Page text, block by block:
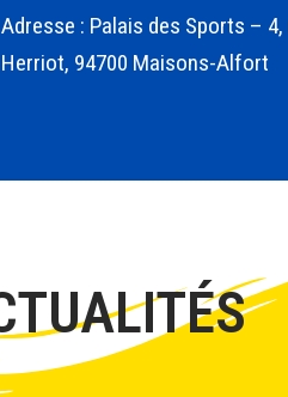
Adresse : Palais des Sports – 4,
Herriot, 94700 Maisons-Alfort